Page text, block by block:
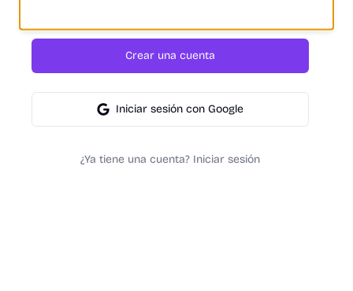
Crear una cuenta
Iniciar sesión con Google
¿Ya tiene una cuenta? Iniciar sesión